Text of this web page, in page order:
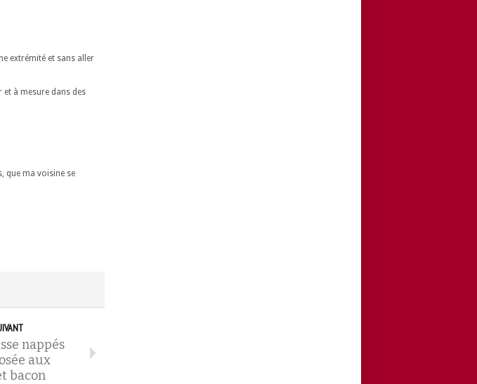
extrémité et sans aller
à mesure dans des
que ma voisine se
nappés
aux
bacon